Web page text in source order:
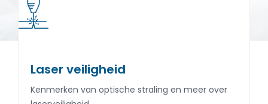
Laser veiligheid
Kenmerken van optische straling en meer over
Laser veiligheid
Kenmerken van optische straling en meer over